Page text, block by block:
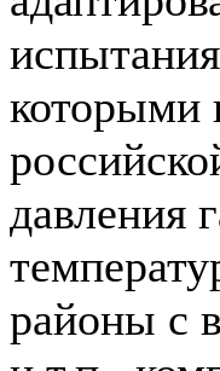
которыми
давления
районы с